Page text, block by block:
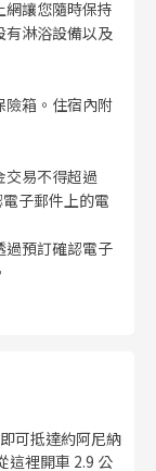
讓您隨時保持
有淋浴設備以及
險箱。住宿內附
交易不得超過
子郵件上的電
過預訂確認電子
可抵達約阿尼納
這裡開車 2.9 公